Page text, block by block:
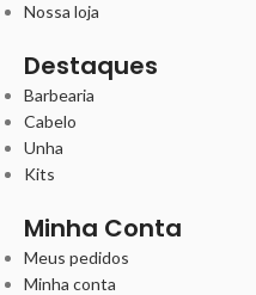
Nossa loja
Destaques
Barbearia
Cabelo
Unha
Kits
Minha Conta
Meus pedidos
Minha conta